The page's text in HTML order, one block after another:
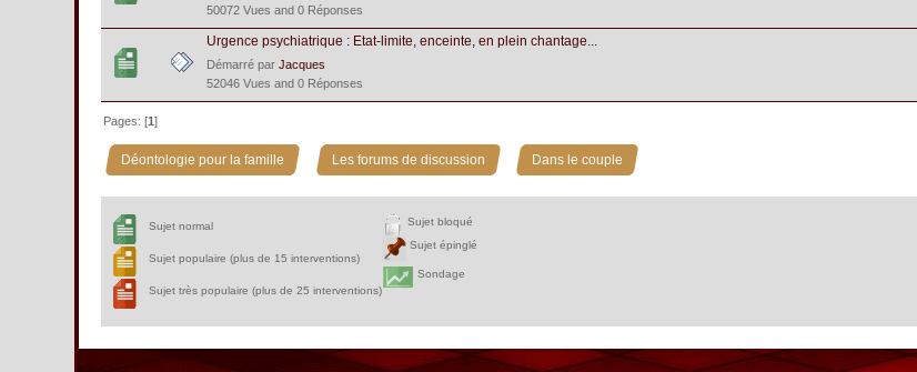
50072 Vues and 0 Réponses
Urgence psychiatrique : Etat-limite, enceinte, en plein chantage...
Démarré parJacques
52046 Vues and 0 Réponses
Pages: [1]
Déontologie pour la famille » Les forums de discussion » Dans le couple
Sujet normal
Sujet populaire (plus de 15 interventions)
Sujet très populaire (plus de 25 interventions)
Sujet bloqué
Sujet épinglé
Sondage